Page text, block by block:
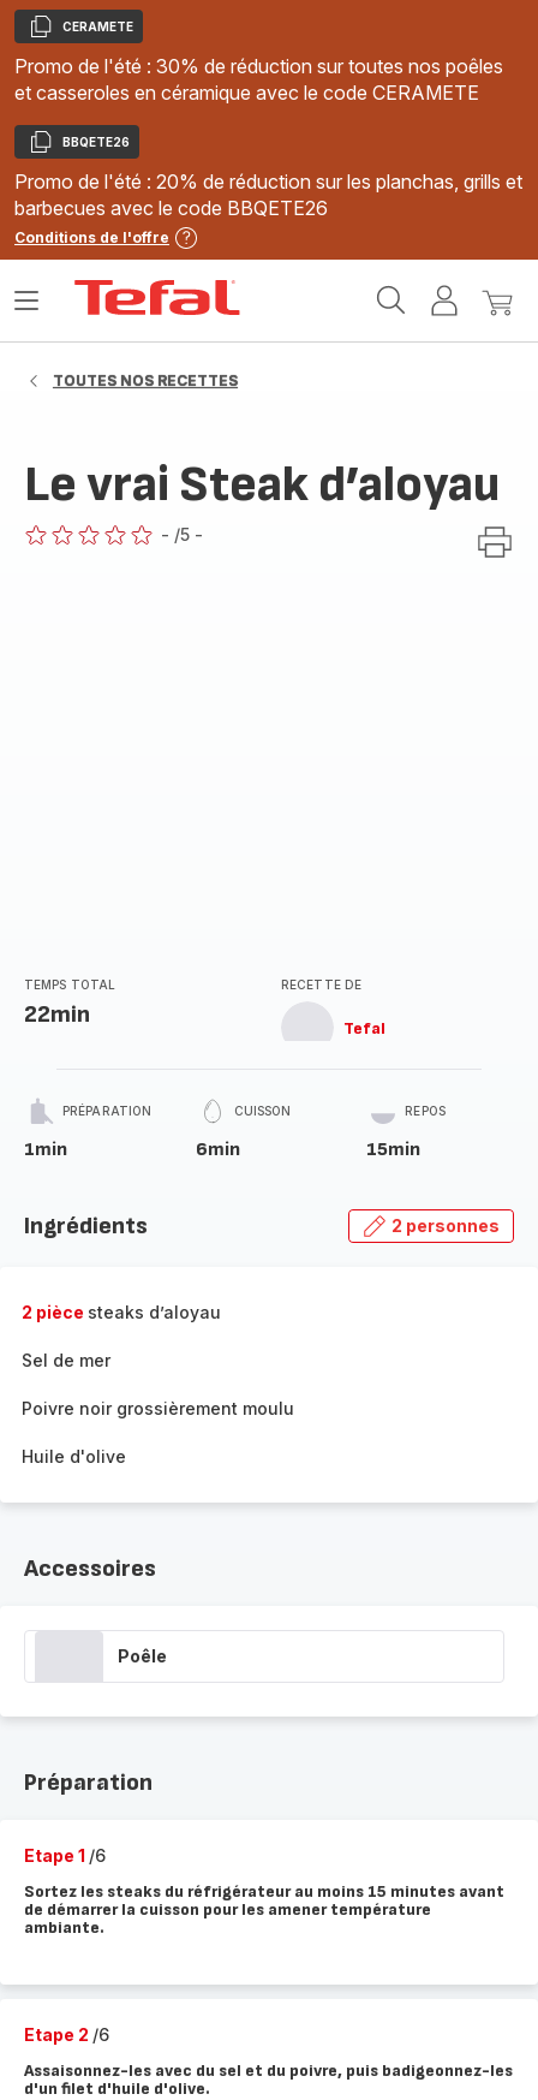
Copier
CERAMETE
Promo de l'été : 30% de réduction sur toutes nos poêles
et casseroles en céramique avec le code CERAMETE
Copier
BBQETE26
Promo de l'été : 20% de réduction sur les planchas, grills et
barbecues avec le code BBQETE26
Conditions de l'offre
MonMon
Ouvrir
TOUTES NOS RECETTES
Le vrai Steak d’aloyau
- /5 -
TEMPS TOTAL
22min
RECETTE DE
Tefal
PRÉPARATION
1min
CUISSON
6min
REPOS
15min
Ingrédients 2 personnes
2 pièce steaks d’aloyau
Sel de mer
Poivre noir grossièrement moulu
Huile d'olive
Accessoires
Poêle
Préparation
Etape 1 /6
Sortez les steaks du réfrigérateur au moins 15 minutes avant
de démarrer la cuisson pour les amener température
ambiante.
Etape 2 /6
Assaisonnez-les avec du sel et du poivre, puis badigeonnez-les
d'un filet d'huile d'olive.